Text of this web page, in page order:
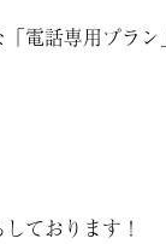
電話専用プラ
ております！